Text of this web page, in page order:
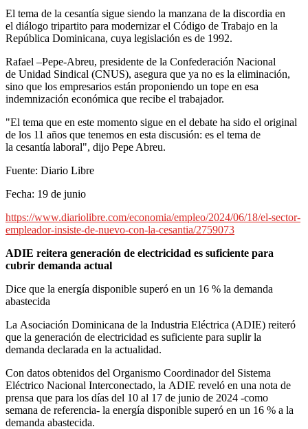
El tema de la cesantía sigue siendo la manzana de la discordia en
el diálogo tripartito para modernizar el Código de Trabajo en la
República Dominicana, cuya legislación es de 1992.
Rafael –Pepe-Abreu, presidente de la Confederación Nacional
de Unidad Sindical (CNUS), asegura que ya no es la eliminación,
sino que los empresarios están proponiendo un tope en esa
indemnización económica que recibe el trabajador.
"El tema que en este momento sigue en el debate ha sido el original
de los 11 años que tenemos en esta discusión: es el tema de
la cesantía laboral", dijo Pepe Abreu.
Fuente: Diario Libre
Fecha: 19 de junio
https://www.diariolibre.com/economia/empleo/2024/06/18/el-sector-
empleador-insiste-de-nuevo-con-la-cesantia/2759073
ADIE reitera generación de electricidad es suficiente para
cubrir demanda actual
Dice que la energía disponible superó en un 16 % la demanda
abastecida
La Asociación Dominicana de la Industria Eléctrica (ADIE) reiteró
que la generación de electricidad es suficiente para suplir la
demanda declarada en la actualidad.
Con datos obtenidos del Organismo Coordinador del Sistema
Eléctrico Nacional Interconectado, la ADIE reveló en una nota de
prensa que para los días del 10 al 17 de junio de 2024 -como
semana de referencia- la energía disponible superó en un 16 % a la
demanda abastecida.